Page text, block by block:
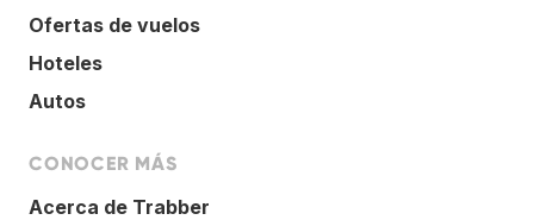
Ofertas de vuelos
Hoteles
Autos
CONOCER MÁS
Acerca de Trabber